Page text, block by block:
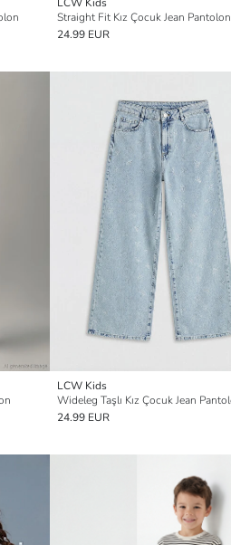
Straight Fit Kız Çocuk Jean Pantolon
24.99 EUR
LCW Kids
Wideleg Taşlı Kız Çocuk Jean
24.99 EUR